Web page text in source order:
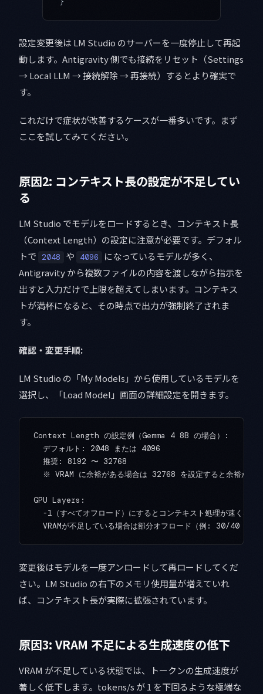
設定変更後は LM Studio のサーバーを一度停止して再起
動します。Antigravity 側でも接続をリセット（Settings
→ Local LLM → 接続解除 → 再接続）するとより確実で
す。
これだけで症状が改善するケースが一番多いです。まず
ここを試してみてください。
原因2: コンテキスト長の設定が不足してい
る
LM Studio でモデルをロードするとき、コンテキスト長
（Context Length）の設定に注意が必要です。デフォル
トで
2048 や 4096
になっているモデルが多く、
Antigravity から複数ファイルの内容を渡しながら指示を
出すと入力だけで上限を超えてしまいます。コンテキス
トが満杯になると、その時点で出力が強制終了されま
す。
確認・変更手順:
LM Studio の「My Models」から使用しているモデルを
選択し、「Load Model」画面の詳細設定を開きます。
Context Length の設定例（Gemma 4 8B の場合）:
  デフォルト: 2048 または 4096
  推奨: 8192 〜 32768
※ VRAM に余裕がある場合は 32768 を設定すると余裕がで
GPU Layers:
-1（すべてオフロード）にするとコンテキスト処理が速くなり
変更後はモデルを一度アンロードして再ロードしてくだ
さい。LM Studio の右下のメモリ使用量が増えていれ
ば、コンテキスト長が実際に拡張されています。
原因3: VRAM 不足による生成速度の低下
VRAM が不足している状態では、トークンの生成速度が
著しく低下します。tokens/s が 1 を下回るような極端な